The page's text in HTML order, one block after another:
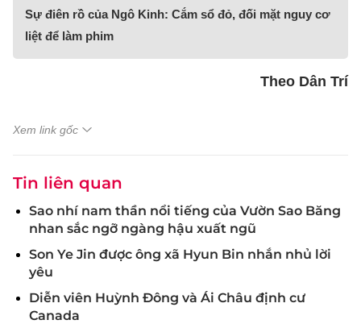
Sự điên rồ của Ngô Kinh: Cắm sổ đỏ, đối mặt nguy cơ
liệt để làm phim
Theo Dân Trí
Xem link gốc
Tin liên quan
Sao nhí nam thần nổi tiếng của Vườn Sao Băng
nhan sắc ngỡ ngàng hậu xuất ngũ
Son Ye Jin được ông xã Hyun Bin nhắn nhủ lời
yêu
Diễn viên Huỳnh Đông và Ái Châu định cư
Canada